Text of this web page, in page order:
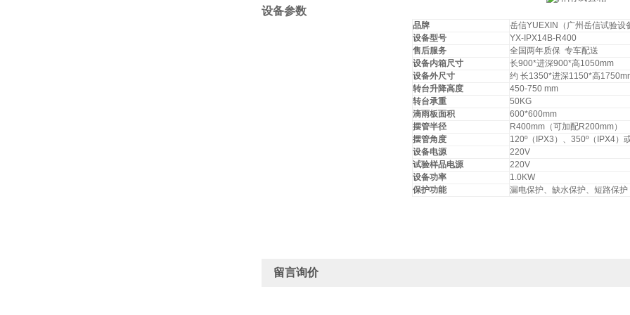
设备参数
品牌
岳信YUEXIN（广州岳信试验设
设备型号
YX-IPX14B-R400
售后服务
全国两年质保 专车配送
设备内箱尺寸
长900*进深900*高1050mm
设备外尺寸
约 长1350*进深1150*高
转台升降高度
450-750 mm
转台承重
50KG
滴雨板面积
600*600mm
摆管半径
R400mm（可加配R200mm）
摆管角度
120º（IPX3）、350º（IPX4）
设备电源
220V
试验样品电源
220V
设备功率
1.0KW
保护功能
漏电保护、缺水保护、短路保护
留言询价